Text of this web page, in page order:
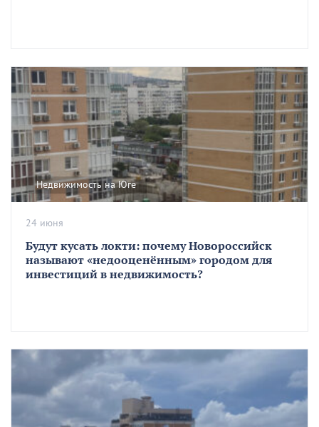
Недвижимость на Юге
Будут кусать локти: почему Новороссийск
называют «недооценённым» городом для
инвестиций в недвижимость?
24 июня